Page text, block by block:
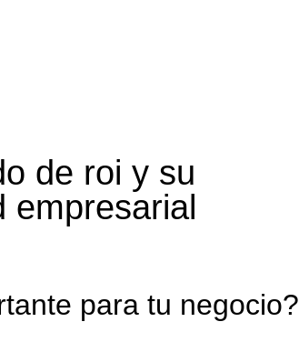
de roi y su
empresarial
para tu negocio?